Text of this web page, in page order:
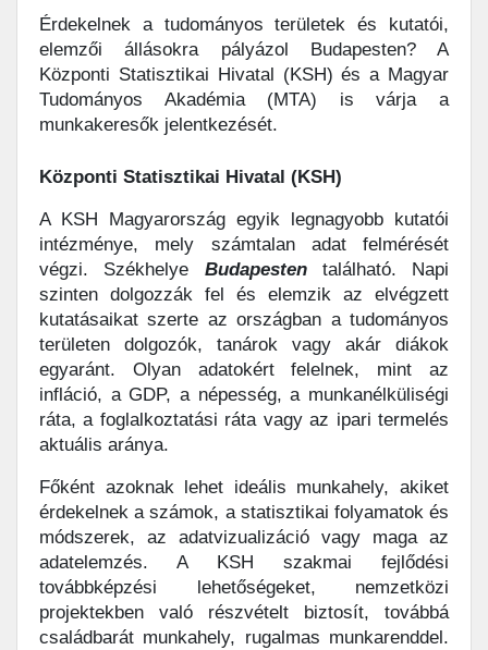
Érdekelnek a tudományos területek és kutatói,
elemzői állásokra pályázol Budapesten? A
Központi Statisztikai Hivatal (KSH) és a Magyar
Tudományos Akadémia (MTA) is várja a
munkakeresők jelentkezését.
Központi Statisztikai Hivatal (KSH)
A KSH Magyarország egyik legnagyobb kutatói
intézménye, mely számtalan adat felmérését
végzi. Székhelye Budapestentalálható. Napi
szinten dolgozzák fel és elemzik az elvégzett
kutatásaikat szerte az országban a tudományos
területen dolgozók, tanárok vagy akár diákok
egyaránt. Olyan adatokért felelnek, mint az
infláció, a GDP, a népesség, a munkanélküliségi
ráta, a foglalkoztatási ráta vagy az ipari termelés
aktuális aránya.
Főként azoknak lehet ideális munkahely, akiket
érdekelnek a számok, a statisztikai folyamatok és
módszerek, az adatvizualizáció vagy maga az
adatelemzés. A KSH szakmai fejlődési
továbbképzési lehetőségeket, nemzetközi
projektekben való részvételt biztosít, továbbá
családbarát munkahely, rugalmas munkarenddel.